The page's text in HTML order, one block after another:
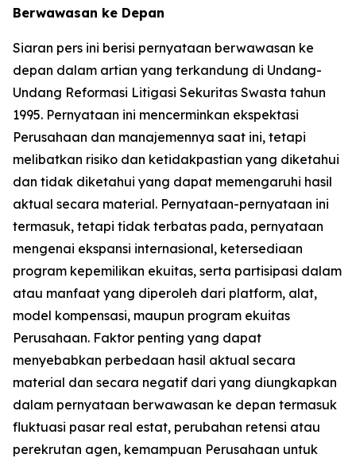
Berwawasan ke Depan
Siaran pers ini berisi pernyataan berwawasan ke
depan dalam artian yang terkandung di Undang-
Undang Reformasi Litigasi Sekuritas Swasta tahun
1995. Pernyataan ini mencerminkan ekspektasi
Perusahaan dan manajemennya saat ini, tetapi
melibatkan risiko dan ketidakpastian yang diketahui
dan tidak diketahui yang dapat memengaruhi hasil
aktual secara material. Pernyataan-pernyataan ini
termasuk, tetapi tidak terbatas pada, pernyataan
mengenai ekspansi internasional, ketersediaan
program kepemilikan ekuitas, serta partisipasi dalam
atau manfaat yang diperoleh dari platform, alat,
model kompensasi, maupun program ekuitas
Perusahaan. Faktor penting yang dapat
menyebabkan perbedaan hasil aktual secara
material dan secara negatif dari yang diungkapkan
dalam pernyataan berwawasan ke depan termasuk
fluktuasi pasar real estat, perubahan retensi atau
perekrutan agen, kemampuan Perusahaan untuk